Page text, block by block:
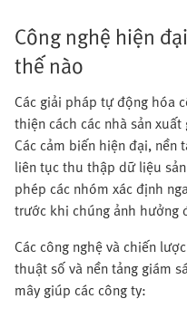
Công nghệ hiện
thế nào
Các giải pháp tự động hóa
thiện cách các nhà sản xuất
Các cảm biến hiện đại, nền
liên tục thu thập dữ liệu
phép các nhóm xác định
trước khi chúng ảnh hưởng
Các công nghệ và chiến
thuật số và nền tảng giám
mây giúp các công ty: